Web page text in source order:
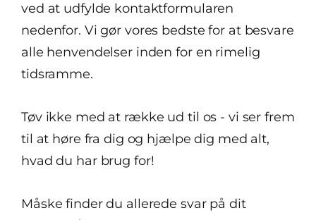
ved at udfylde kontaktformularen
nedenfor. Vi gør vores bedste for at besvare
alle henvendelser inden for en rimelig
tidsramme.
Tøv ikke med at række ud til os - vi ser frem
til at høre fra dig og hjælpe dig med alt,
hvad du har brug for!
Måske finder du allerede svar på dit